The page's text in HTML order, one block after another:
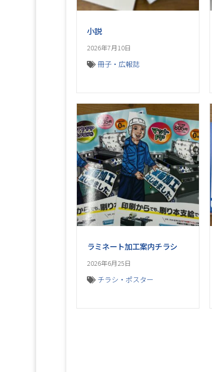
小説
2026年7月10日
冊子・広報誌
ラミネート加工案内チラシ
2026年6月25日
チラシ・ポスター